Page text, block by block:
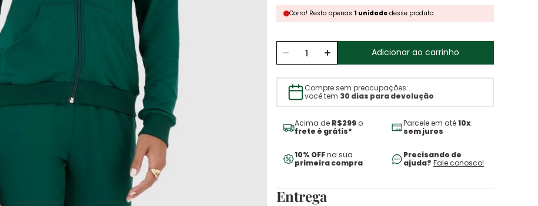
Corra! Resta apenas 1 unidadedesse produto
Adicionar ao carrinho
Compre sem preocupações:
você tem 30 dias para devolução
Acima de R$299o
frete é grátis*
Parcele em até10x
sem juros
10% OFFna sua
primeira compra
Precisando de
ajuda? Fale conosco!
Entrega